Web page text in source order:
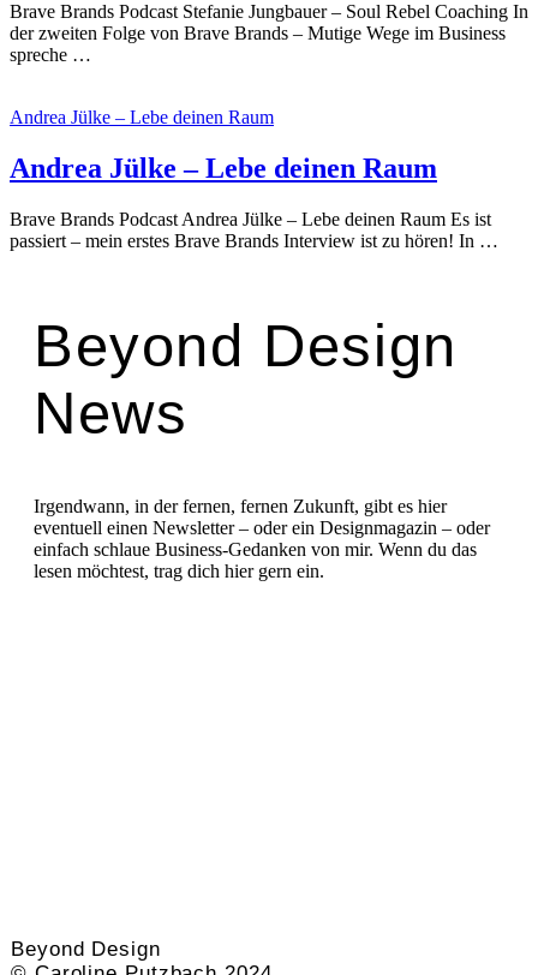
Brave Brands Podcast Stefanie Jungbauer – Soul Rebel Coaching In
der zweiten Folge von Brave Brands – Mutige Wege im Business
spreche …
Andrea Jülke – Lebe deinen Raum
Andrea Jülke – Lebe deinen Raum
Brave Brands Podcast Andrea Jülke – Lebe deinen Raum Es ist
passiert – mein erstes Brave Brands Interview ist zu hören! In …
Beyond Design
News
Irgendwann, in der fernen, fernen Zukunft, gibt es hier
eventuell einen Newsletter – oder ein Designmagazin – oder
einfach schlaue Business-Gedanken von mir. Wenn du das
lesen möchtest, trag dich hier gern ein.
Beyond Design